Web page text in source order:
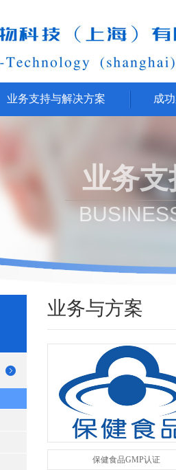
业务支持与解决方案 成
业务
业务与方案
保健食品GMP认证